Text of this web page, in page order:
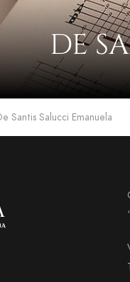
DE
Santis Salucci Emanuela